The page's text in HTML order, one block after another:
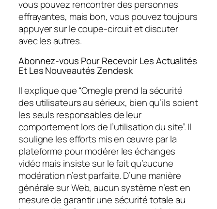
vous pouvez rencontrer des personnes
effrayantes, mais bon, vous pouvez toujours
appuyer sur le coupe-circuit et discuter
avec les autres.
Abonnez-vous Pour Recevoir Les Actualités
Et Les Nouveautés Zendesk
Il explique que “Omegle prend la sécurité
des utilisateurs au sérieux, bien qu’ils soient
les seuls responsables de leur
comportement lors de l’utilisation du site”. Il
souligne les efforts mis en œuvre par la
plateforme pour modérer les échanges
vidéo mais insiste sur le fait qu’aucune
modération n’est parfaite. D’une manière
générale sur Web, aucun système n’est en
mesure de garantir une sécurité totale au